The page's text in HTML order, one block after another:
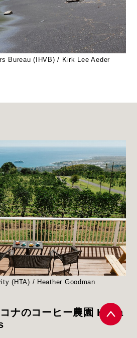
Bureau (IHVB) / Kirk Lee Aeder
(HTA) / Heather Goodman
ナのコーヒー農園 Kona